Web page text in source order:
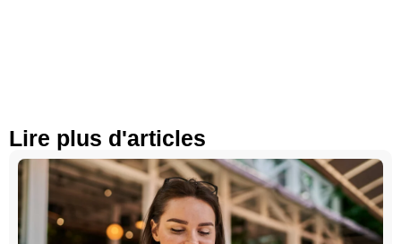
Lire plus d'articles